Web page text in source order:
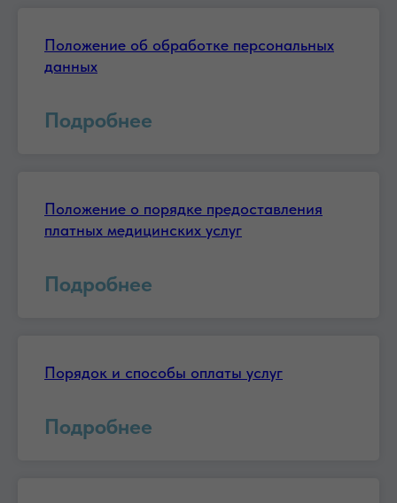
Положение об обработке персональных
данных
Подробнее
Положение о порядке предоставления
платных медицинских услуг
Подробнее
Порядок и способы оплаты услуг
Подробнее